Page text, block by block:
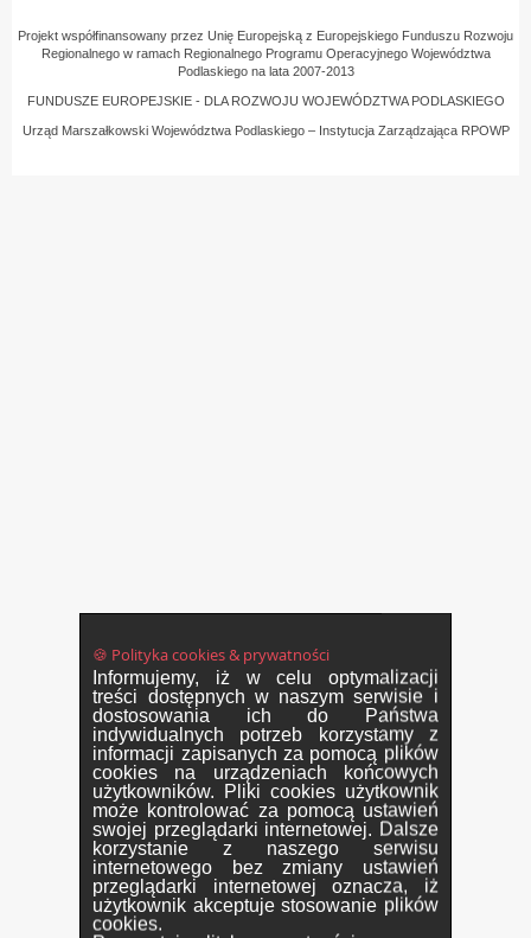
🍪 Polityka cookies & prywatności
Informujemy, iż w celu optymalizacji
treści dostępnych w naszym serwisie i
dostosowania ich do Państwa
indywidualnych potrzeb korzystamy z
informacji zapisanych za pomocą plików
cookies na urządzeniach końcowych
użytkowników. Pliki cookies użytkownik
może kontrolować za pomocą ustawień
swojej przeglądarki internetowej. Dalsze
korzystanie z naszego serwisu
internetowego bez zmiany ustawień
przeglądarki internetowej oznacza, iż
użytkownik akceptuje stosowanie plików
cookies.
Projekt współfinansowany przez Unię Europejską z Europejskiego Funduszu Rozwoju
Regionalnego w ramach Regionalnego Programu Operacyjnego Województwa
Podlaskiego na lata 2007-2013
FUNDUSZE EUROPEJSKIE - DLA ROZWOJU WOJEWÓDZTWA PODLASKIEGO
Urząd Marszałkowski Województwa Podlaskiego – Instytucja Zarządzająca RPOWP